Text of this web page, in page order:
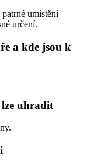
umístění
určení.
a kde jsou k
uhradit